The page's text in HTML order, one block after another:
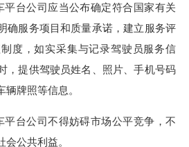
公司应当公布确定符合国家有关
确服务项目和质量承诺，建立服务评
度，如实采集与记录驾驶员服务信
，提供驾驶员姓名、照片、手机号码
牌照等信息。
公司不得妨碍市场公平竞争，不
公共利益。